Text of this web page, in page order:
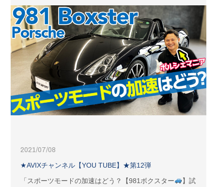
2021/07/08
★AVIXチャンネル【YOU TUBE】★第12弾
「スポーツモードの加速はどう？【981ボクスター
】試